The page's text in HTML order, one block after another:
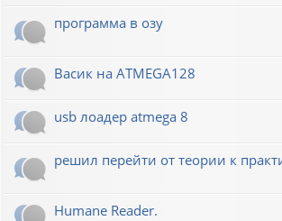
программа в озу
Васик на ATMEGA128
usb лоадер atmega 8
решил перейти от теории к
Humane Reader.